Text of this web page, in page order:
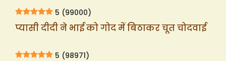
5 (99000)
प्यासी दीदी ने भाई को गोद में बिठाकर चूत चोदवाई
5 (98971)